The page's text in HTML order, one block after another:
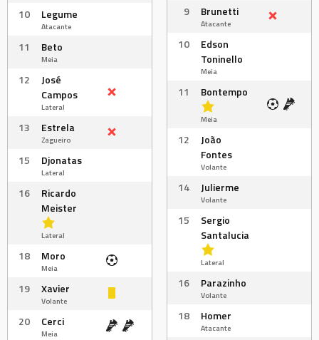
10 Legume
Atacante
11 Beto
Meia
12
José
Campos
Lateral
13 Estrela
Zagueiro
15 Djonatas
Lateral
16
Ricardo
Meister
Lateral
18 Moro
Meia
19 Xavier
Volante
20 Cerci
Meia
9 Brunetti
Atacante
10
Edson
Toninello
Meia
11 Bontempo
Meia
12
João
Fontes
Volante
14 Julierme
Volante
15
Sergio
Santalucia
Lateral
16 Parazinho
Volante
18 Homer
Atacante